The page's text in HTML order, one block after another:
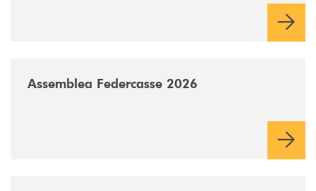
comuni e sulla prossimità ai territori, per ampliare l’offerta e
Assemblea Federcasse 2026